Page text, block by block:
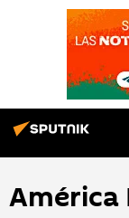
América